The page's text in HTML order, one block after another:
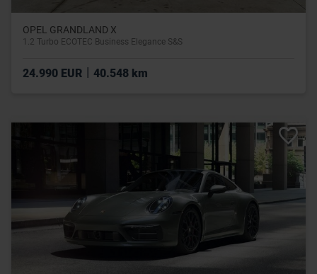
OPEL GRANDLAND X
1.2 Turbo ECOTEC Business Elegance S&S
24.990 EUR | 40.548 km